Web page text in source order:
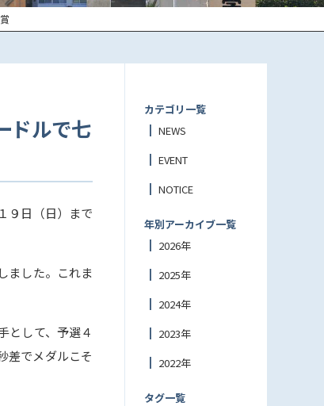
ドルで七
９日（日）まで
ました。これま
として、予選４
差でメダルこそ
カテゴリ一覧
NEWS
EVENT
NOTICE
年別アーカイブ一覧
2026年
2025年
2024年
2023年
2022年
タグ一覧